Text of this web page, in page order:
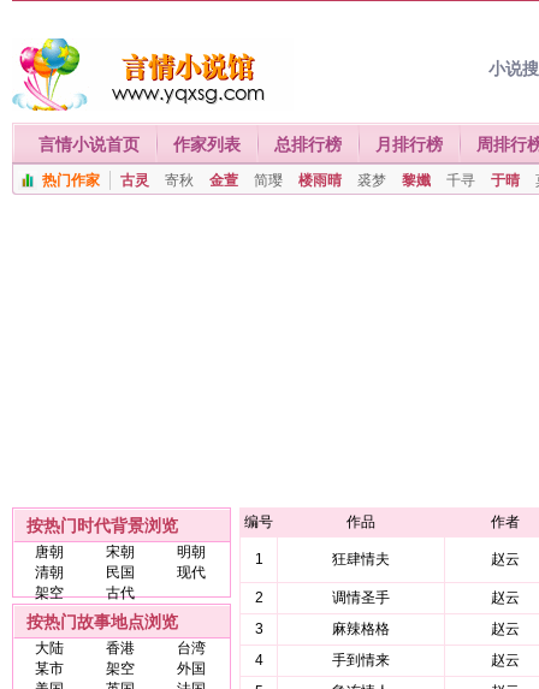
小说
言情小说首页 作家列表 总排行榜 月排行榜 周排行
热门作家 古灵 寄秋 金萱 简璎 楼雨晴 裘梦 黎孅 千寻 于晴
按热门时代背景浏览
唐朝 宋朝
明朝
清朝
民国
现代
架空
古代
按热门故事地点浏览
大陆 香港
台湾
某市
架空
外国
编号 作品 作者
1 狂肆情夫 赵云
2 调情圣手
赵云
3
麻辣格格
赵云
4
手到情来
赵云